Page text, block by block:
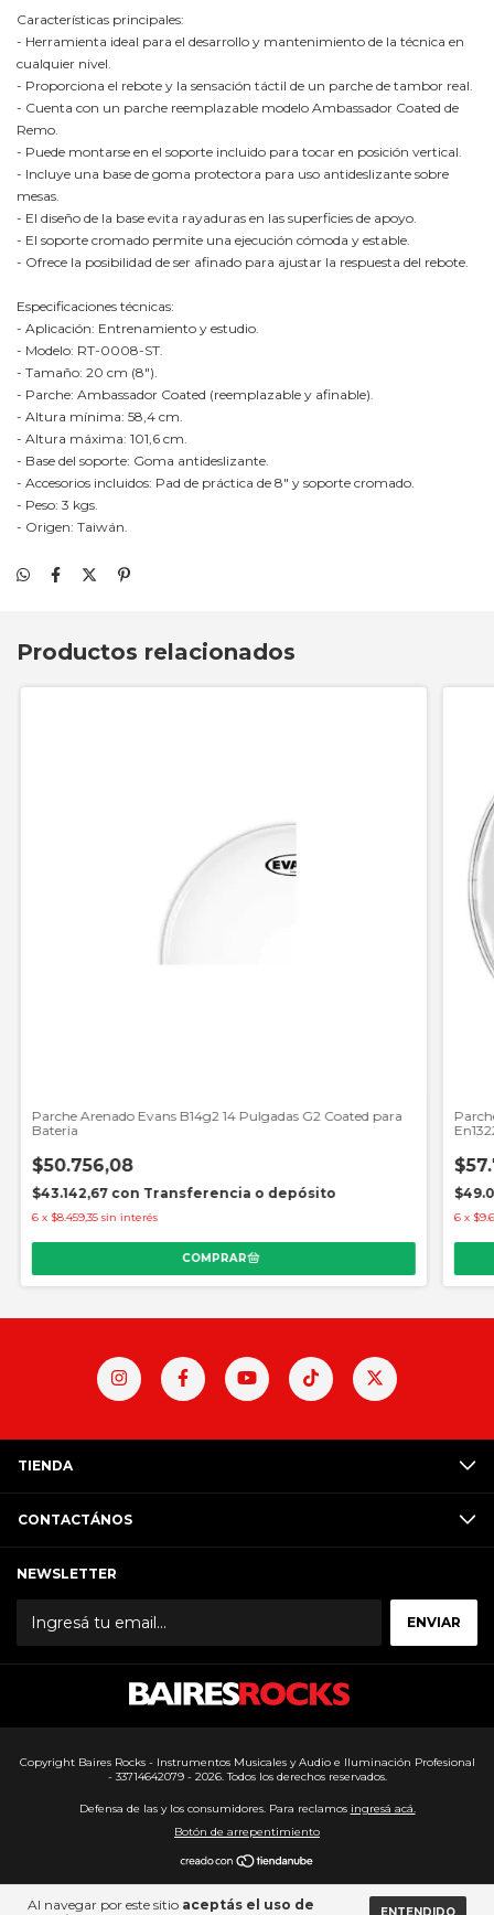
Al navegar por este sitio aceptás el uso de
Características principales:
- Herramienta ideal para el desarrollo y mantenimiento de la técnica en
cualquier nivel.
- Proporciona el rebote y la sensación táctil de un parche de tambor real.
- Cuenta con un parche reemplazable modelo Ambassador Coated de
Remo.
- Puede montarse en el soporte incluido para tocar en posición vertical.
- Incluye una base de goma protectora para uso antideslizante sobre
mesas.
- El diseño de la base evita rayaduras en las superficies de apoyo.
- El soporte cromado permite una ejecución cómoda y estable.
- Ofrece la posibilidad de ser afinado para ajustar la respuesta del rebote.
Especificaciones técnicas:
- Aplicación: Entrenamiento y estudio.
- Modelo: RT-0008-ST.
- Tamaño: 20 cm (8").
- Parche: Ambassador Coated (reemplazable y afinable).
- Altura mínima: 58,4 cm.
- Altura máxima: 101,6 cm.
- Base del soporte: Goma antideslizante.
- Accesorios incluidos: Pad de práctica de 8" y soporte cromado.
- Peso: 3 kgs.
- Origen: Taiwán.
Productos relacionados
Parche Arenado Evans B14g2 14 Pulgadas G2 Coated para
Bateria
$50.756,08
$43.142,67 con Transferencia o depósito
6 x $8.459,35 sin interés 6 x
TIENDA
CONTACTÁNOS
NEWSLETTER
Copyright Baires Rocks - Instrumentos Musicales y Audio e Iluminación Profesional
- 33714642079 - 2026. Todos los derechos reservados.
Defensa de las y los consumidores. Para reclamos ingresá acá.
Botón de arrepentimiento